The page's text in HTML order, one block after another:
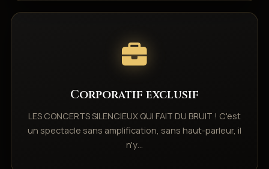
Corporatif exclusif
LES CONCERTS SILENCIEUX QUI FAIT DU BRUIT ! C'est
un spectacle sans amplification, sans haut-parleur, il
n'y…